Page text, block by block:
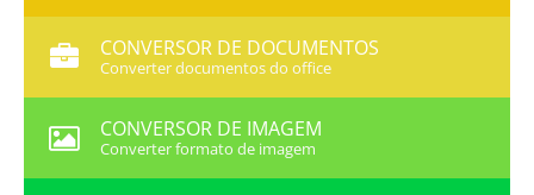
CONVERSOR DE DOCUMENTOS
Converter documentos do office
CONVERSOR DE IMAGEM
Converter formato de imagem